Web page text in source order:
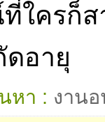
ใครก็ส
ดอายุ
หา : งาน